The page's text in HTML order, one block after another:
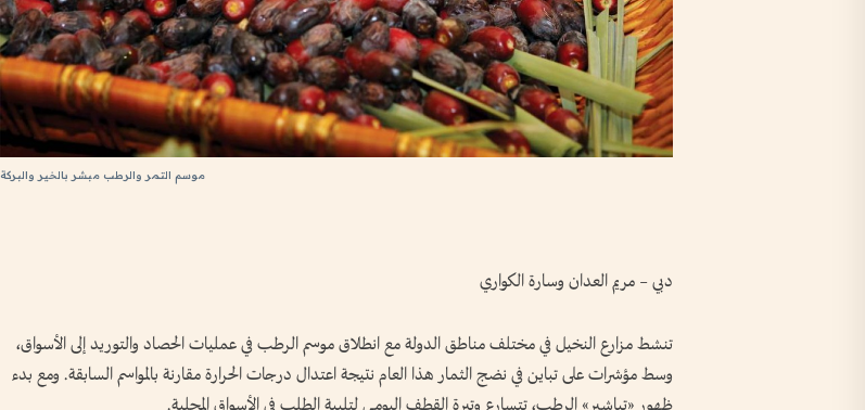
موسم التمر والرطب مبشر بالخير والبركة
دبي – مريم العدان وسارة الكواري
تنشط مزارع النخيل في مختلف مناطق الدولة مع انطلاق موسم الرطب في عمليات الحصاد والتوريد إلى الأسواق،
وسط مؤشرات على تباين في نضج الثمار هذا العام نتيجة اعتدال درجات الحرارة مقارنة بالمواسم السابقة. ومع بدء